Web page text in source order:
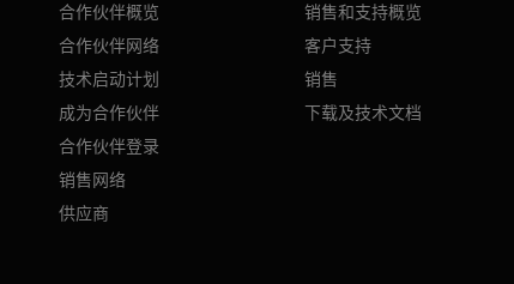
合作伙伴概览
合作伙伴网络
技术启动计划
成为合作伙伴
合作伙伴登录
销售网络
供应商
销售和支持概览
客户支持
销售
下载及技术文档